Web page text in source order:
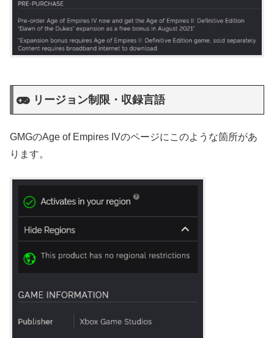
リージョン制限・収録言語
GMGのAge of Empires IVのページにこのような箇所があ
ります。